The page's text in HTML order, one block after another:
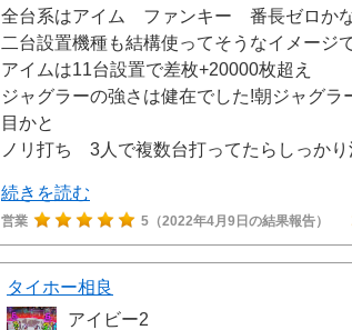
全台系はアイム ファンキー 番長ゼロか
二台設置機種も結構使ってそうなイメージ
アイムは11台設置で差枚+20000枚超え
ジャグラーの強さは健在でした!朝ジャグ
目かと
ノリ打ち 3人で複数台打ってたらしっか
続きを読む
営業 5 （2022年4月9日の結果報告）
タイホー相良
アイビー2